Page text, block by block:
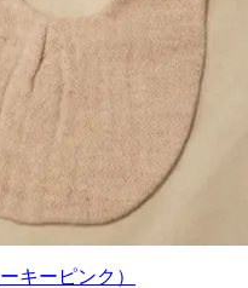
キーピンク）